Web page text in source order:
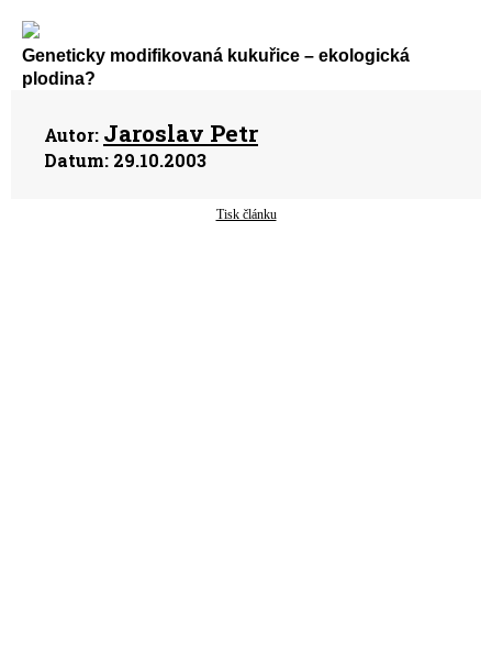
Geneticky modifikovaná kukuřice – ekologická
plodina?
Autor: Jaroslav Petr
Datum: 29.10.2003
Tisk článku